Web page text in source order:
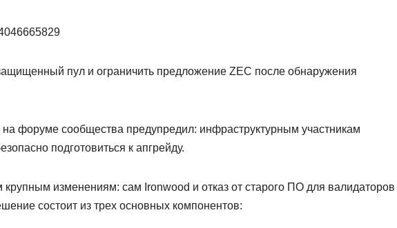
пул и ограничить предложение ZEC после обнаружения
форуме сообщества предупредил: инфраструктурным участникам
подготовиться к апгрейду.
крупным изменениям: сам Ironwood и отказ от старого ПО для валидаторов
состоит из трех основных компонентов: